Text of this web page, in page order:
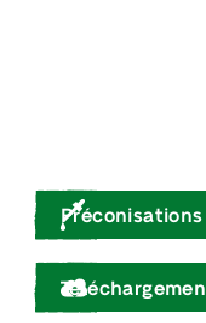
Préconisations